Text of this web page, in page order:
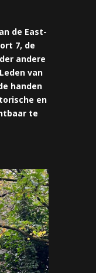
de East-
7, de
andere
van
handen
en
te